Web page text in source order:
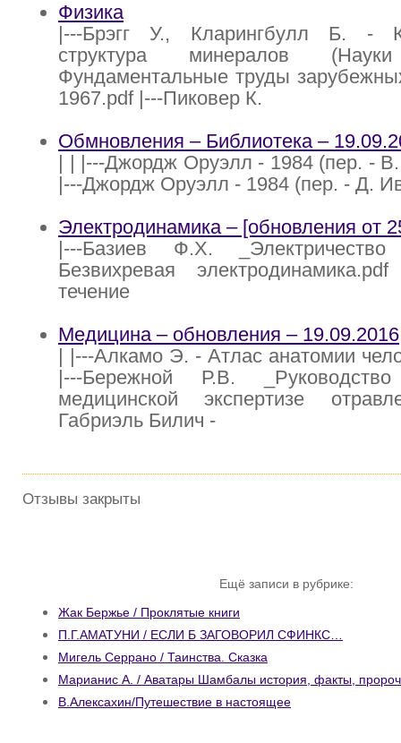
Физика
|---Брэгг У., Кларингбулл Б. -
структура минералов
Фундаментальные труды
1967.pdf |---Пиковер К.
Обмновления – Библиотека –
| | |---Джордж Оруэлл - 1984 (пер. -
|---Джордж Оруэлл - 1984 (пер. - Д.
Электродинамика – [обновления от
|---Базиев Ф.Х.
Безвихревая
течение
Медицина – обновления – 19.09.2016
| |---Алкамо Э. - Атлас анатомии
|---Бережной Р.В.
медицинской экспертизе
Габриэль Билич -
Отзывы закрыты
Ещё записи в рубрике:
Жак Бержье / Проклятые книги
П.Г.АМАТУНИ / ЕСЛИ Б ЗАГОВОРИЛ СФИНКС…
Мигель Серрано / Таинства. Сказка
Марианис А. / Аватары Шамбалы история, факты,
В.Алексахин/Путешествие в настоящее